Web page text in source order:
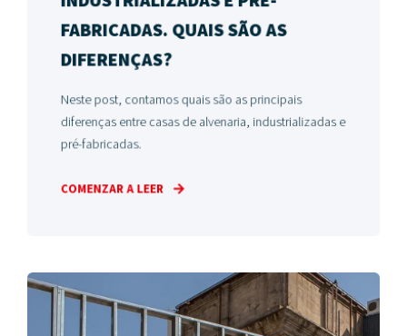
FABRICADAS. QUAIS SÃO AS
DIFERENÇAS?
Neste post, contamos quais são as principais
diferenças entre casas de alvenaria, industrializadas e
pré-fabricadas.
COMENZAR A LEER